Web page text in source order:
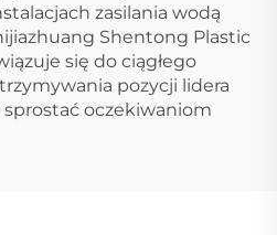
zasilania wodą
Shentong Plastic
się do ciągłego
pozycji lidera
oczekiwaniom